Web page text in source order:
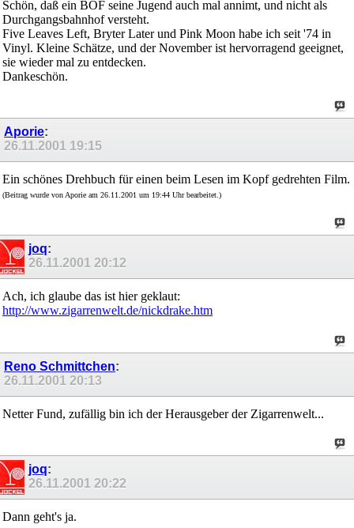
Schön, daß ein BOF seine Jugend auch mal annimt, und nicht als
Durchgangsbahnhof versteht.
Five Leaves Left, Bryter Later und Pink Moon habe ich seit '74 in
Vinyl. Kleine Schätze, und der November ist hervorragend geeignet,
sie wieder mal zu entdecken.
Dankeschön.
Aporie:
26.11.2001 19:15
Ein schönes Drehbuch für einen beim Lesen im Kopf gedrehten Film.
(Beitrag wurde von Aporie am 26.11.2001 um 19:44 Uhr bearbeitet.)
joq:
26.11.2001 20:12
Ach, ich glaube das ist hier geklaut:
http://www.zigarrenwelt.de/nickdrake.htm
Reno Schmittchen:
26.11.2001 20:13
Netter Fund, zufällig bin ich der Herausgeber der Zigarrenwelt...
joq:
26.11.2001 20:22
Dann geht's ja.